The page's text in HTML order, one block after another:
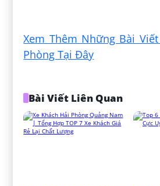
Xem Thêm Những Bài
Phòng Tại Đây
Bài Viết Liên Quan